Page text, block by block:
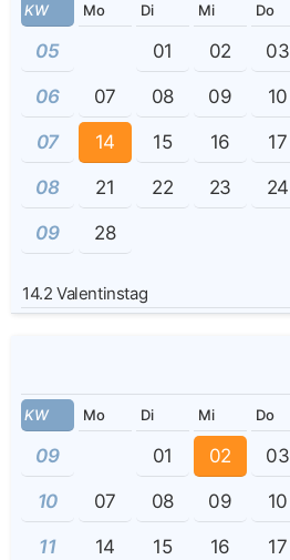
KW Mo Di Mi Do
05 01 02 03
06 07 08 09 10
07 14 15 16 17
08 21 22 23 24
09 28
14.2 Valentinstag
KW Mo Di Mi Do
09 01 02 03
10 07 08 09 10
11 14 15 16 17